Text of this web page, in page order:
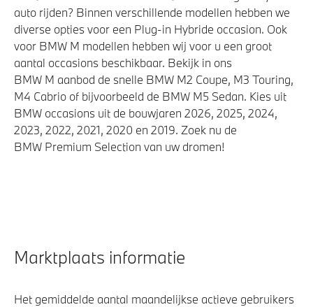
auto rijden? Binnen verschillende modellen hebben we
diverse opties voor een Plug-in Hybride occasion. Ook
voor BMW M modellen hebben wij voor u een groot
aantal occasions beschikbaar. Bekijk in ons
BMW M aanbod de snelle BMW M2 Coupe, M3 Touring,
M4 Cabrio of bijvoorbeeld de BMW M5 Sedan. Kies uit
BMW occasions uit de bouwjaren 2026, 2025, 2024,
2023, 2022, 2021, 2020 en 2019. Zoek nu de
BMW Premium Selection van uw dromen!
Marktplaats informatie
Het gemiddelde aantal maandelijkse actieve gebruikers